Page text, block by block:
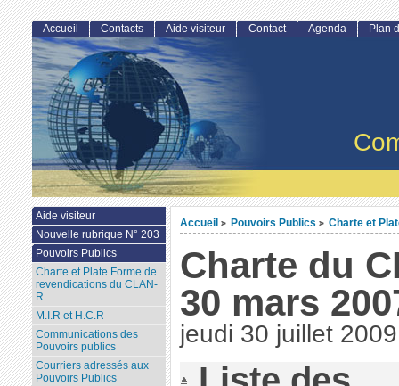
Accueil > Pouvoirs Publics > Charte et
Charte du
30 mars
jeudi 30 juillet 2009
Accueil Contacts Aide visiteur Contact Agenda Plan
Aide visiteur
Nouvelle rubrique N° 203
Pouvoirs Publics
Charte et Plate Forme de
revendications du CLAN-
R
M.I.R et H.C.R
Communications des
Pouvoirs publics
Courriers adressés aux
Pouvoirs Publics